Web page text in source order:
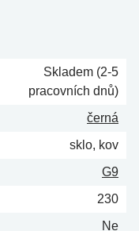
Skladem (2-5
pracovních dnů)
černá
sklo, kov
G9
230
Ne